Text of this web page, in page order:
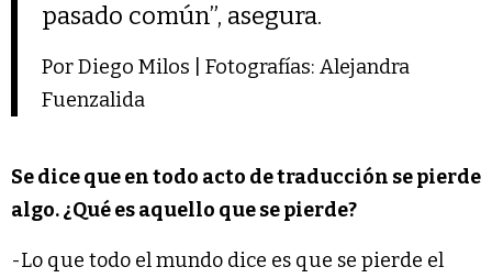
pasado común”, asegura.
Por Diego Milos | Fotografías: Alejandra
Fuenzalida
Se dice que en todo acto de traducción se pierde
algo. ¿Qué es aquello que se pierde?
-Lo que todo el mundo dice es que se pierde el